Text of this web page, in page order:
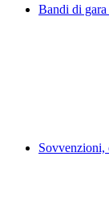
Bandi di gara
Sovvenzioni,